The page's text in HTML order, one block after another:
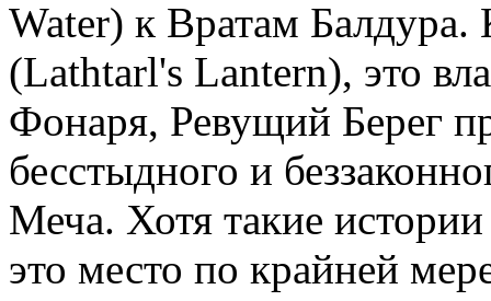
Water) к Вратам
(Lathtarl's Lantern), это
Фонаря, Ревущий Берег
бесстыдного и
Меча. Хотя такие
это место по крайней